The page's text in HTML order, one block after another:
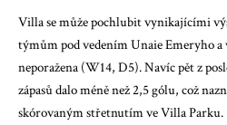
Villa se může pochlubit vynikajícími
týmům pod vedením Unaie Emeryho a
neporažena (W14, D5). Navíc pět z
zápasů dalo méně než 2,5 gólu, což
skórovaným střetnutím ve Villa Parku.